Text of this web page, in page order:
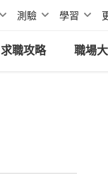
測驗 學習
求職攻略 職場